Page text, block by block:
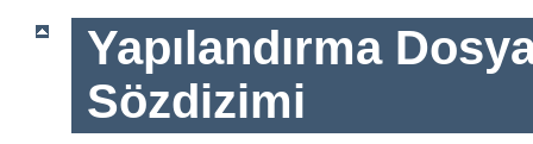
Yapılandırma
Sözdizimi